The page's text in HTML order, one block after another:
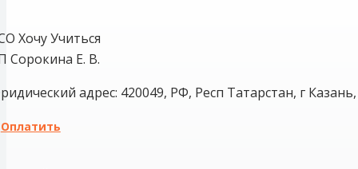
Хочу Учиться
Сорокина Е. В.
адрес: 420049, РФ, Респ Татарстан, г
Оплатить